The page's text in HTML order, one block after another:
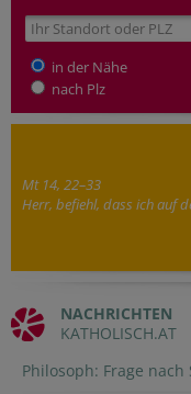
in der Nähe
nach Plz
Mt 14, 22–33
Herr, befiehl, dass ich auf
NACHRICHTEN
KATHOLISCH.AT
Philosoph: Frage nach